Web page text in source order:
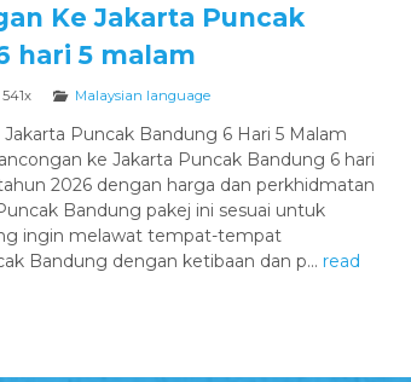
Ke Jakarta Puncak
hari 5 malam
541x Malaysian language
Puncak Bandung 6 Hari 5 Malam
ke Jakarta Puncak Bandung 6 hari
2026 dengan harga dan perkhidmatan
Bandung pakej ini sesuai untuk
ingin melawat tempat-tempat
Bandung dengan ketibaan dan p... read